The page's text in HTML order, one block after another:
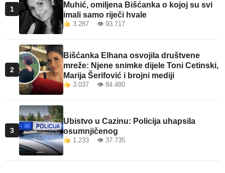
1
Muhić, omiljena Bišćanka o kojoj su svi
imali samo riječi hvale
3.287 👁 93.717
2
Bišćanka Elhana osvojila društvene
mreže: Njene snimke dijele Toni Cetinski,
Marija Šerifović i brojni mediji
3.037 👁 84.480
3
Ubistvo u Cazinu: Policija uhapsila
osumnjičenog
1.233 👁 37.735